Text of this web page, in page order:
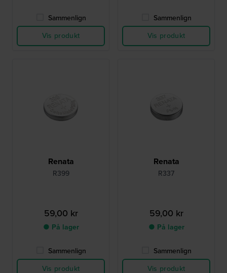
Sammenlign
Vis produkt
Sammenlign
Vis produkt
Renata
R399
59,00 kr
● På lager
Sammenlign
Vis produkt
Renata
R337
59,00 kr
● På lager
Sammenlign
Vis produkt